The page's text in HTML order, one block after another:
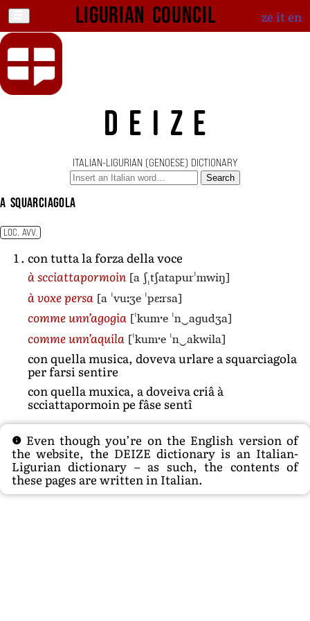
Ligurian Council ze iten
DEIZE
ITALIAN-LIGURIAN (GENOESE) DICTIONARY
Search
a squarciagola
LOC. AVV.
con tutta la forza della voce
à scciattapormoin [a ʃˌtʃatapurˈmwiŋ]
à voxe persa [a ˈvuːʒe ˈpɛːrsa]
comme unn’agogia [ˈkumˑe ˈn‿aɡudʒa]
comme unn’aquila [ˈkumˑe ˈn‿akwila]
con quella musica, doveva urlare a squarciagola
per farsi sentire
con quella muxica, a doveiva criâ à
scciattapormoin pe fâse sentî
Even though you’re on the English version of
the website, the DEIZE dictionary is an Italian-
Ligurian dictionary – as such, the contents of
these pages are written in Italian.